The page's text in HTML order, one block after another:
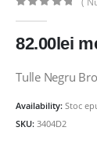
82.00lei
Tulle Negru
Availability: Stoc
SKU: 3404D2